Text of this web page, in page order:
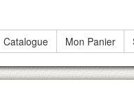
Catalogue Mon Panier